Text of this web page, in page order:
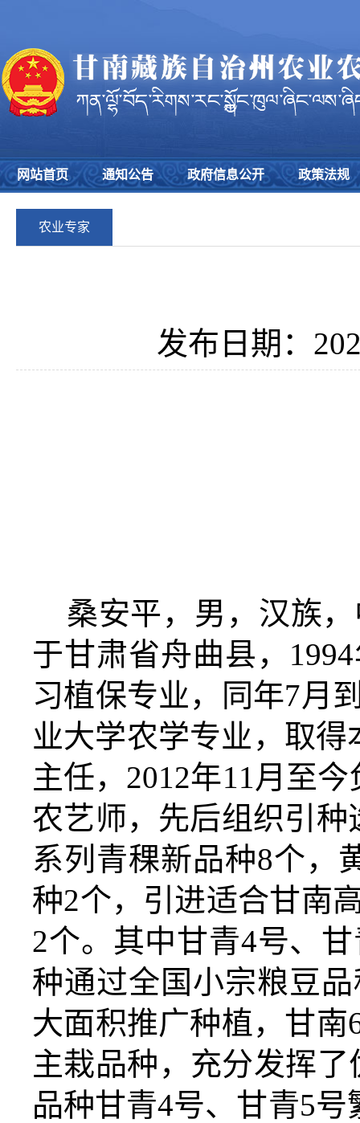
网站首页 通知公告 政府信息公开 政策法规
农业专家
发布日期：
桑安平，男，汉族
于甘肃省舟曲县，
习植保专业，同年7月
业大学农学专业，取
主任，2012年11月至
农艺师，先后组织引
系列青稞新品种8个，
种2个，引进适合甘南
2个。其中甘青4号、
种通过全国小宗粮豆
大面积推广种植，甘
主栽品种，充分发挥
品种甘青4号、甘青5